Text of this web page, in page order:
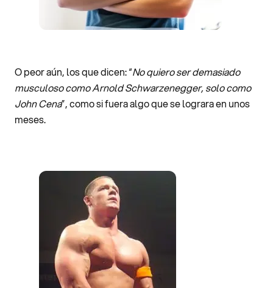
O peor aún, los que dicen: “No quiero ser demasiado
musculoso como Arnold Schwarzenegger, solo como
John Cena”, como si fuera algo que se lograra en unos
meses.